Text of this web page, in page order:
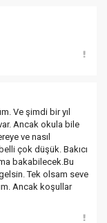
Ve şimdi bir yıl
Ancak okula bile
ve nasıl
çok düşük. Bakıcı
bakabilecek.Bu
Tek olsam seve
Ancak koşullar